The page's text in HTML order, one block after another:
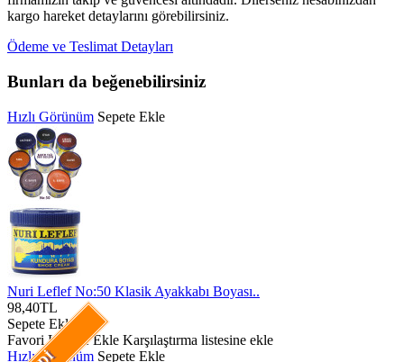
kargo hareket detaylarını görebilirsiniz.
Ödeme ve Teslimat Detayları
Bunları da beğenebilirsiniz
Hızlı Görünüm Sepete Ekle
Nuri Leflef No:50 Klasik Ayakkabı Boyası..
98,40TL
Sepete Ekle
Favori Listene Ekle Karşılaştırma listesine ekle
Hızlı Görünüm Sepete Ekle